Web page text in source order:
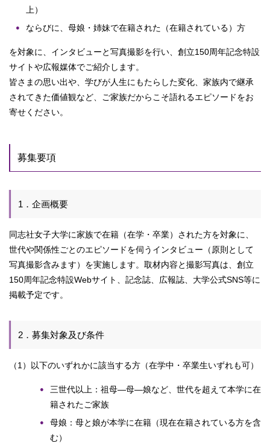
上）
ならびに、母娘・姉妹で在籍された（在籍されている）方
を対象に、インタビューと写真撮影を行い、創立150周年記念特設
サイトや広報媒体でご紹介します。
皆さまの思い出や、学びが人生にもたらした変化、家族内で継承
されてきた価値観など、ご家族だからこそ語れるエピソードをお
寄せください。
募集要項
1．企画概要
同志社女子大学に家族で在籍（在学・卒業）された方を対象に、
世代や関係性ごとのエピソードを伺うインタビュー（原則として
写真撮影含みます）を実施します。取材内容と撮影写真は、創立
150周年記念特設Webサイト、記念誌、広報誌、大学公式SNS等に
掲載予定です。
2．募集対象及び条件
（1）以下のいずれかに該当する方（在学中・卒業生いずれも可）
三世代以上：祖母―母―娘など、世代を超えて本学に在
籍されたご家族
母娘：母と娘が本学に在籍（現在在籍されている方を含
む）